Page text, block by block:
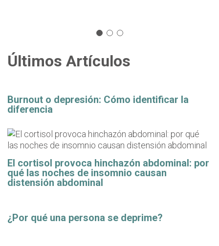
Últimos Artículos
Burnout o depresión: Cómo identificar la
diferencia
El cortisol provoca hinchazón abdominal: por
qué las noches de insomnio causan
distensión abdominal
¿Por qué una persona se deprime?